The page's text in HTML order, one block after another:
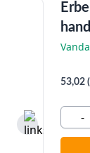
53,02
-